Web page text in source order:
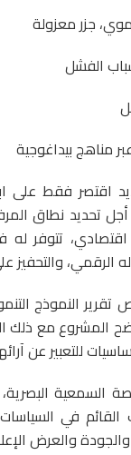
جزر معزولة
الفشل
مناهج بيداغوجية
اقتصر فقط على
تحديد نطاق
تتوفر له
الرقمي،
تقرير النموذج
مع ذلك
للتعبير عن
السمعية
القائم في
والجودة والعرض